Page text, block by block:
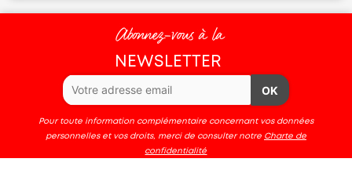
Abonnez-vous à la
NEWSLETTER
OK
Pour toute information complémentaire concernant vos données
personnelles et vos droits, merci de consulter notre Charte de
confidentialité